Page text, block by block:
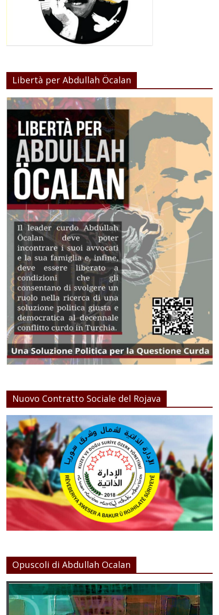
Libertà per Abdullah Öcalan
Nuovo Contratto Sociale del Rojava
Opuscoli di Abdullah Ocalan